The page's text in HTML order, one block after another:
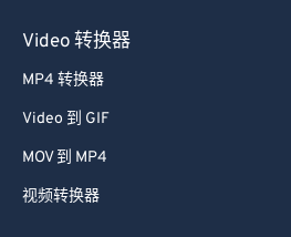
Video 转换器
MP4 转换器
Video 到 GIF
MOV 到 MP4
视频转换器